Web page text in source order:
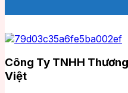
Công Ty TNHH
Việt